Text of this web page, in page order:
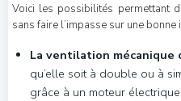
Voici les possibilités permettant
sans faire l’impasse sur une bonne
La ventilation
qu’elle soit à double ou à
grâce à un moteur